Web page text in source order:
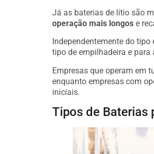
Já as baterias de lítio são
operação mais longos e
Independentemente do
tipo de empilhadeira e
Empresas que operam em
enquanto empresas com
iniciais.
Tipos de Baterias